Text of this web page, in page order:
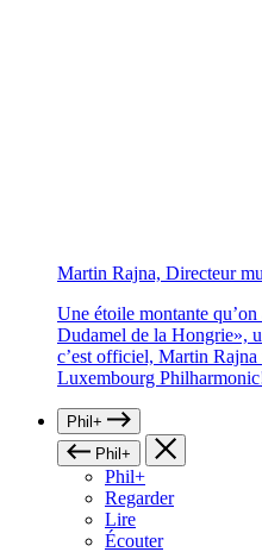
Martin Rajna, Directeur
Une étoile montante
Dudamel de la Hongrie»,
c’est officiel, Martin Rajna
Luxembourg
Phil+
Phil+
Phil+
Regarder
Lire
Écouter